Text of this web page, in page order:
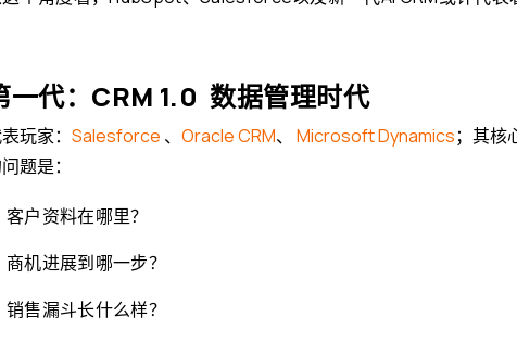
一代：CRM 1.0 数据管理时代
玩家：Salesforce 、Oracle CRM、Microsoft Dynamics；其核
题是：
客户资料在哪里？
商机进展到哪一步？
销售漏斗长什么样？